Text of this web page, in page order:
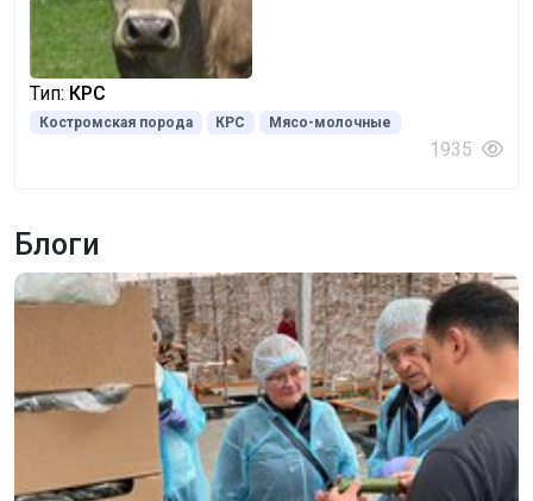
Тип: КРС
Костромская порода КРС Мясо-молочные
1935
Блоги